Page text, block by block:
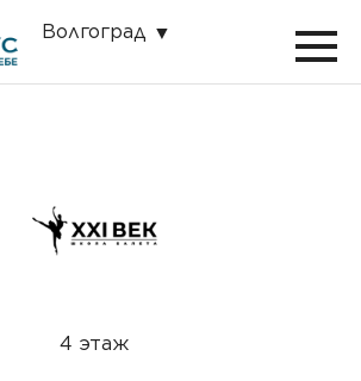
Волгоград
4 этаж